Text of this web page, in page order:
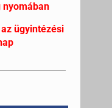
ügyintézési